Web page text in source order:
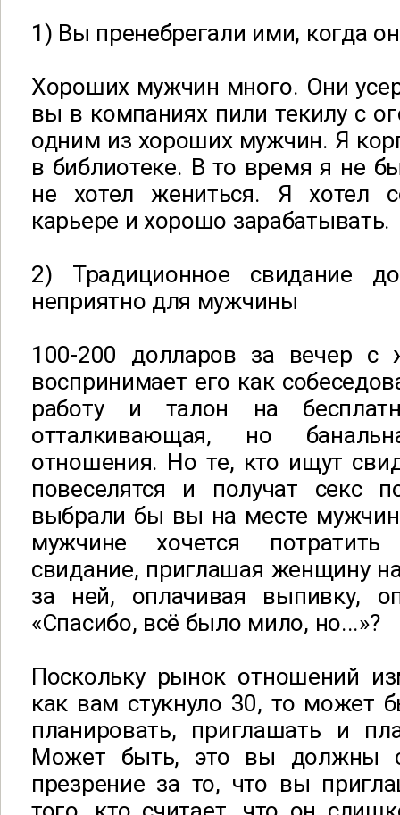
1) Вы пренебрегали ими, когда
Хороших мужчин много. Они
вы в компаниях пили текилу с
одним из хороших мужчин. Я
в библиотеке. В то время я не
не хотел жениться. Я хотел
карьере и хорошо зарабатывать.
2) Традиционное свидание
неприятно для мужчины
100-200 долларов за вечер с
воспринимает его как
работу и талон на
отталкивающая, но
отношения. Но те, кто ищут
повеселятся и получат секс
выбрали бы вы на месте
мужчине хочется
свидание, приглашая женщину
за ней, оплачивая выпивку,
«Спасибо, всё было мило, но...»?
Поскольку рынок отношений
как вам стукнуло 30, то может
планировать, приглашать и
Может быть, это вы должны
презрение за то, что вы